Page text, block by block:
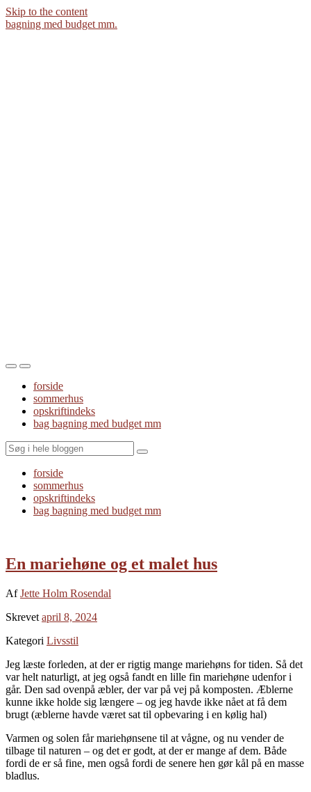
Skip to the content
bagning med budget mm.
Toggle
mobile
menu
Toggle
the
search
field
forside
sommerhus
opskriftindeks
bag bagning med budget mm
Search
forside
sommerhus
opskriftindeks
bag bagning med budget mm
En mariehøne og et malet hus
AfJette Holm Rosendal
Skrevet april 8, 2024
Kategori Livsstil
Jeg læste forleden, at der er rigtig mange mariehøns for tiden. Så det
var helt naturligt, at jeg også fandt en lille fin mariehøne udenfor i
går. Den sad ovenpå æbler, der var på vej på komposten. Æblerne
kunne ikke holde sig længere – og jeg havde ikke nået at få dem
brugt (æblerne havde været sat til opbevaring i en kølig hal)
Varmen og solen får mariehønsene til at vågne, og nu vender de
tilbage til naturen – og det er godt, at der er mange af dem. Både
fordi de er så fine, men også fordi de senere hen gør kål på en masse
bladlus.